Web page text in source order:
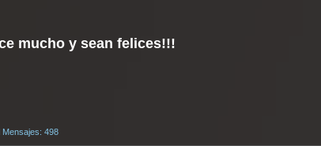
mucho y sean felices!!!
Mensajes: 498